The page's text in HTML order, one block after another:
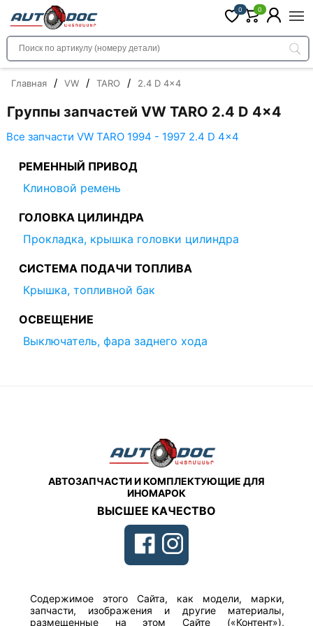
0 0
Главная / VW / TARO / 2.4 D 4x4
Группы запчастей VW TARO 2.4 D 4x4
Все запчасти VW TARO 1994 - 1997 2.4 D 4x4
РЕМЕННЫЙ ПРИВОД
Клиновой ремень
ГОЛОВКА ЦИЛИНДРА
Прокладка, крышка головки цилиндра
СИСТЕМА ПОДАЧИ ТОПЛИВА
Крышка, топливной бак
ОСВЕЩЕНИЕ
Выключатель, фара заднего хода
АВТОЗАПЧАСТИ И КОМПЛЕКТУЮЩИЕ ДЛЯ
ИНОМАРОК
ВЫСШЕЕ КАЧЕСТВО
Содержимое этого Сайта, как модели, марки,
запчасти, изображения и другие материалы,
размещенные на этом Сайте («Контент»),